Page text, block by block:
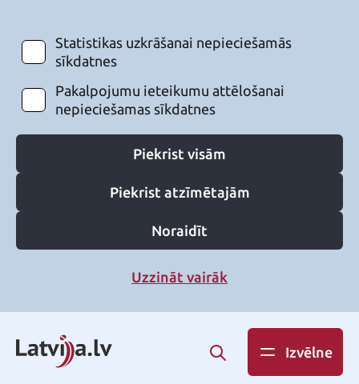
Statistikas uzkrāšanai nepieciešamās
sīkdatnes
Pakalpojumu ieteikumu attēlošanai
nepieciešamas sīkdatnes
Piekrist visām
Piekrist atzīmētajām
Noraidīt
Uzzināt vairāk
Izvēlne